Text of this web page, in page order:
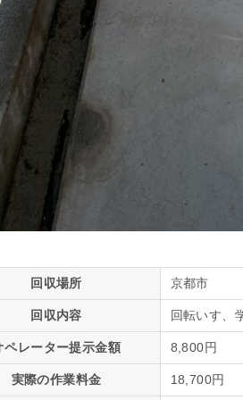
回収場所 京都市
回収内容 回転いす、
ペレーター提示金額 8,800円
実際の作業料金 18,700円